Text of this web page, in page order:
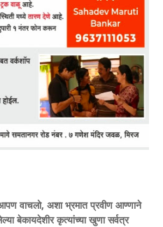
वाचलो, अशा भ्रमात प्रवीण आण्णाने
बेकायदेशीर कृत्यांच्या खुणा सर्वत्र